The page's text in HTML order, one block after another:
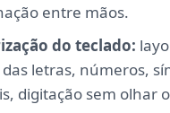
entre mãos.
do teclado:
das letras, números,
digitação sem olhar